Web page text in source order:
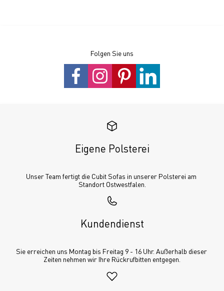
Folgen Sie uns
Eigene Polsterei
Unser Team fertigt die Cubit Sofas in unserer Polsterei am
Standort Ostwestfalen.
Kundendienst
Sie erreichen uns Montag bis Freitag 9 - 16 Uhr. Außerhalb dieser
Zeiten nehmen wir Ihre Rückrufbitten entgegen.